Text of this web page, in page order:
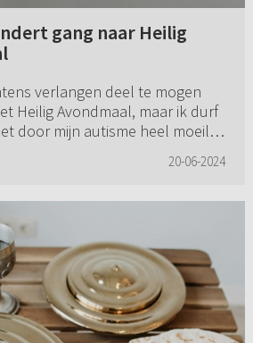
gang naar Heilig
verlangen deel te mogen
Heilig Avondmaal, maar ik durf
door mijn autisme heel moeilijk
20-06-2024